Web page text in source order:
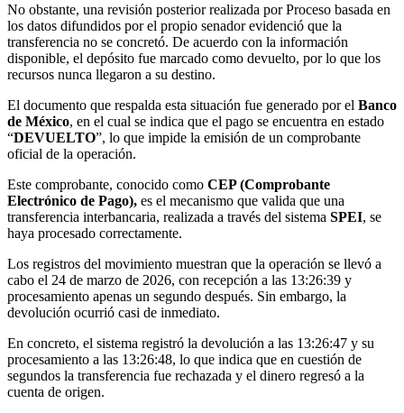
No obstante, una revisión posterior realizada por Proceso basada en
los datos difundidos por el propio senador evidenció que la
transferencia no se concretó. De acuerdo con la información
disponible, el depósito fue marcado como devuelto, por lo que los
recursos nunca llegaron a su destino.
El documento que respalda esta situación fue generado por el Banco
de México, en el cual se indica que el pago se encuentra en estado
“DEVUELTO”, lo que impide la emisión de un comprobante
oficial de la operación.
Este comprobante, conocido como CEP (Comprobante
Electrónico de Pago), es el mecanismo que valida que una
transferencia interbancaria, realizada a través del sistema SPEI, se
haya procesado correctamente.
Los registros del movimiento muestran que la operación se llevó a
cabo el 24 de marzo de 2026, con recepción a las 13:26:39 y
procesamiento apenas un segundo después. Sin embargo, la
devolución ocurrió casi de inmediato.
En concreto, el sistema registró la devolución a las 13:26:47 y su
procesamiento a las 13:26:48, lo que indica que en cuestión de
segundos la transferencia fue rechazada y el dinero regresó a la
cuenta de origen.